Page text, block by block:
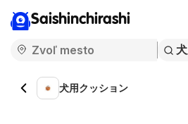
Saishinchirashi
犬用クッション